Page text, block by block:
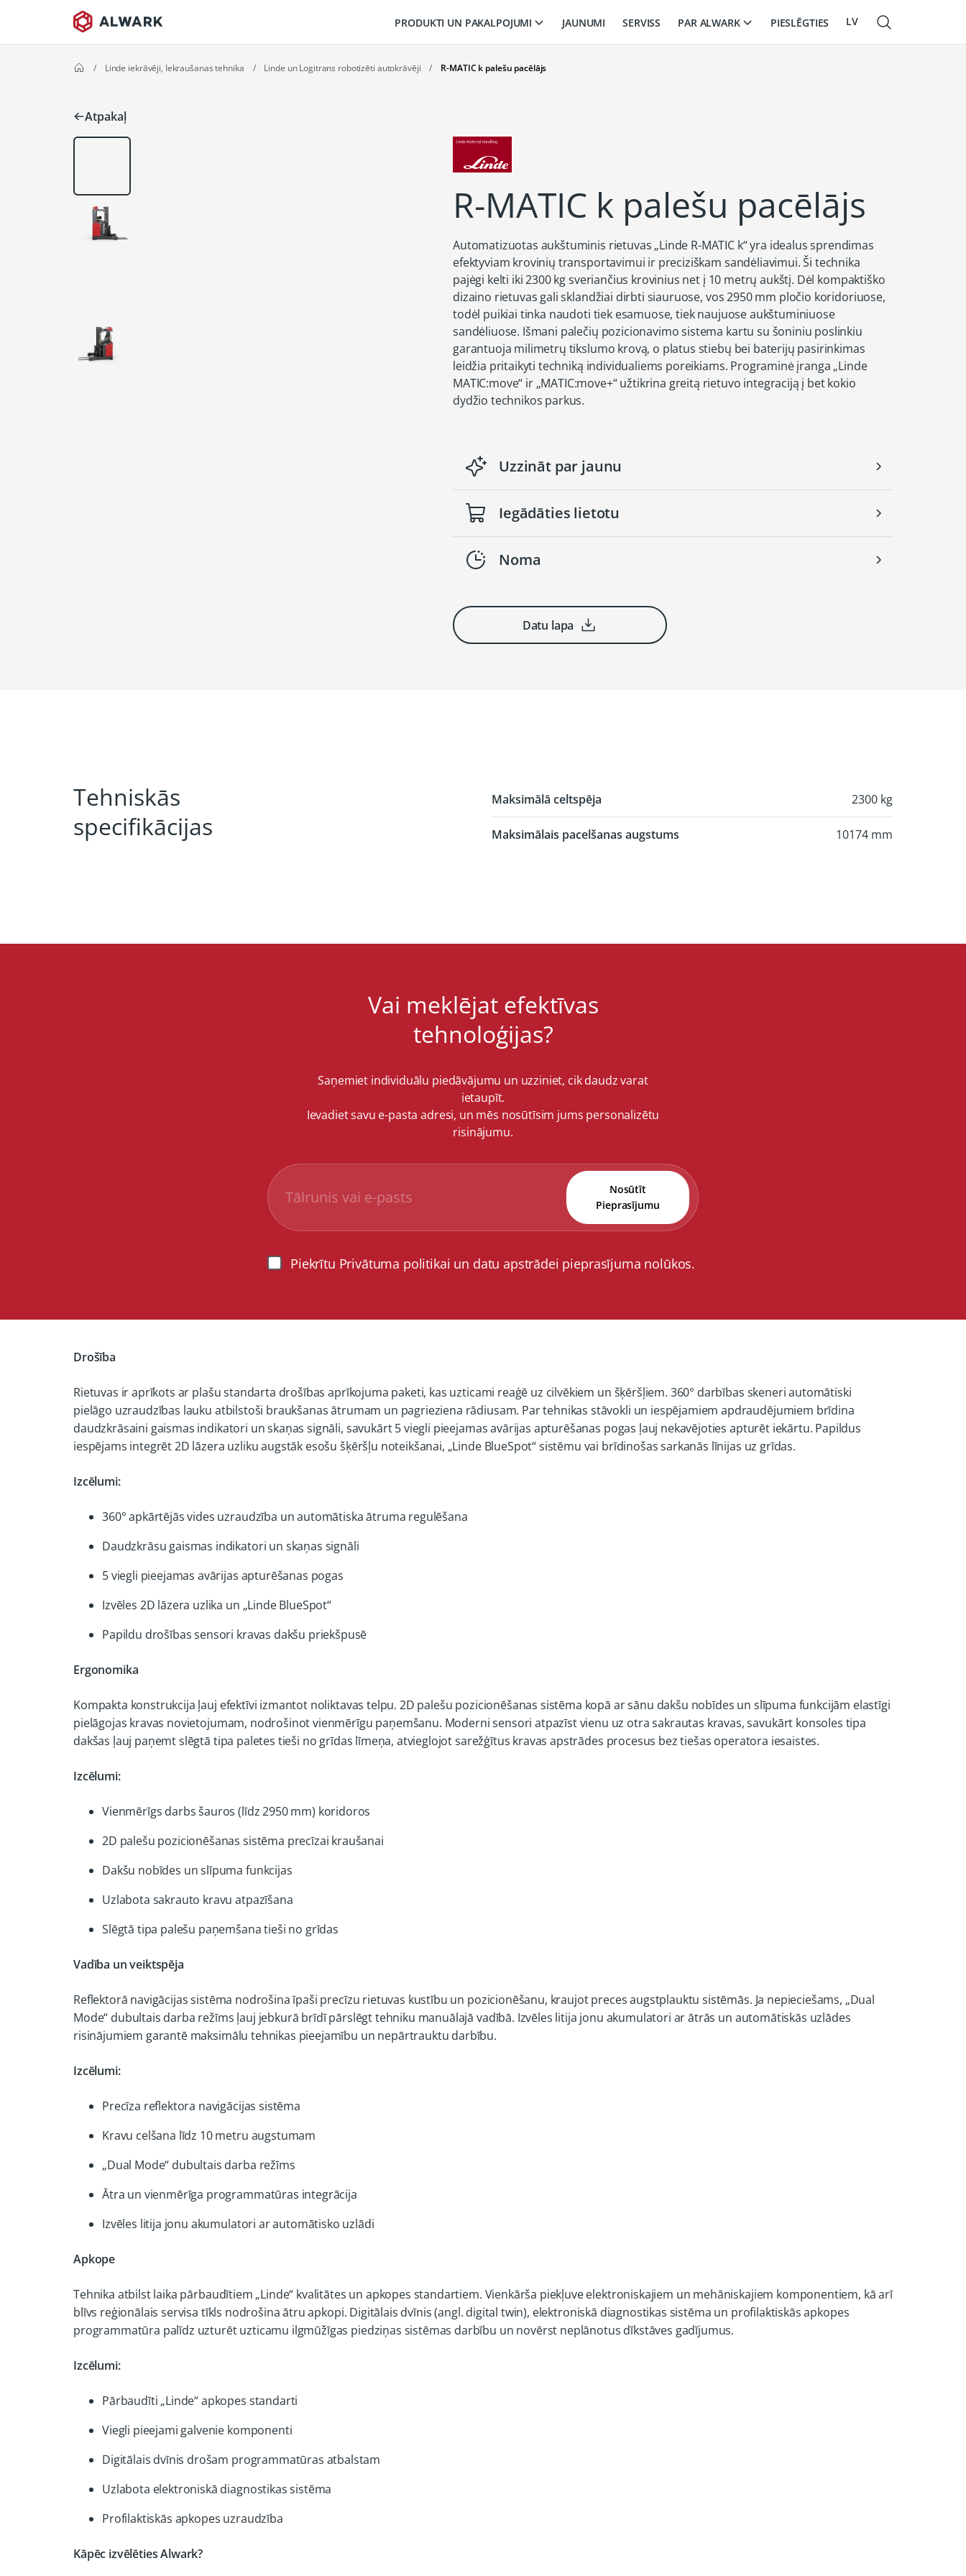
PRODUKTI UN PAKALPOJUMI JAUNUMI SERVISS PAR ALWARK PIESLĒGTIES LV
/ Linde iekrāvēji, Iekraušanas tehnika / Linde un Logitrans robotizēti autokrāvēji / R-MATIC k palešu pacēlājs
Atpakaļ
R-MATIC k palešu pacēlājs
Automatizuotas aukštuminis rietuvas „Linde R-MATIC k“ yra idealus sprendimas
efektyviam krovinių transportavimui ir preciziškam sandėliavimui. Ši technika
pajėgi kelti iki 2300 kg sveriančius krovinius net į 10 metrų aukštį. Dėl kompaktiško
dizaino rietuvas gali sklandžiai dirbti siauruose, vos 2950 mm pločio koridoriuose,
todėl puikiai tinka naudoti tiek esamuose, tiek naujuose aukštuminiuose
sandėliuose. Išmani palečių pozicionavimo sistema kartu su šoniniu poslinkiu
garantuoja milimetrų tikslumo krovą, o platus stiebų bei baterijų pasirinkimas
leidžia pritaikyti techniką individualiems poreikiams. Programinė įranga „Linde
MATIC:move“ ir „MATIC:move+“ užtikrina greitą rietuvo integraciją į bet kokio
dydžio technikos parkus.
Uzzināt par jaunu
Iegādāties lietotu
Noma
Datu lapa
Tehniskās
specifikācijas
Maksimālā celtspēja 2300 kg
Maksimālais pacelšanas augstums 10174 mm
Vai meklējat efektīvas
tehnoloģijas?
Saņemiet individuālu piedāvājumu un uzziniet, cik daudz varat
ietaupīt.
Ievadiet savu e-pasta adresi, un mēs nosūtīsim jums personalizētu
risinājumu.
Nosūtīt
Pieprasījumu
Piekrītu Privātuma politikai un datu apstrādei pieprasījuma nolūkos.
Drošība
Rietuvas ir aprīkots ar plašu standarta drošības aprīkojuma paketi, kas uzticami reaģē uz cilvēkiem un šķēršļiem. 360° darbības skeneri automātiski
pielāgo uzraudzības lauku atbilstoši braukšanas ātrumam un pagrieziena rādiusam. Par tehnikas stāvokli un iespējamiem apdraudējumiem brīdina
daudzkrāsaini gaismas indikatori un skaņas signāli, savukārt 5 viegli pieejamas avārijas apturēšanas pogas ļauj nekavējoties apturēt iekārtu. Papildus
iespējams integrēt 2D lāzera uzliku augstāk esošu šķēršļu noteikšanai, „Linde BlueSpot“ sistēmu vai brīdinošas sarkanās līnijas uz grīdas.
Izcēlumi:
360° apkārtējās vides uzraudzība un automātiska ātruma regulēšana
Daudzkrāsu gaismas indikatori un skaņas signāli
5 viegli pieejamas avārijas apturēšanas pogas
Izvēles 2D lāzera uzlika un „Linde BlueSpot“
Papildu drošības sensori kravas dakšu priekšpusē
Ergonomika
Kompakta konstrukcija ļauj efektīvi izmantot noliktavas telpu. 2D palešu pozicionēšanas sistēma kopā ar sānu dakšu nobīdes un slīpuma funkcijām elastīgi
pielāgojas kravas novietojumam, nodrošinot vienmērīgu paņemšanu. Moderni sensori atpazīst vienu uz otra sakrautas kravas, savukārt konsoles tipa
dakšas ļauj paņemt slēgtā tipa paletes tieši no grīdas līmeņa, atvieglojot sarežģītus kravas apstrādes procesus bez tiešas operatora iesaistes.
Izcēlumi:
Vienmērīgs darbs šauros (līdz 2950 mm) koridoros
2D palešu pozicionēšanas sistēma precīzai kraušanai
Dakšu nobīdes un slīpuma funkcijas
Uzlabota sakrauto kravu atpazīšana
Slēgtā tipa palešu paņemšana tieši no grīdas
Vadība un veiktspēja
Reflektorā navigācijas sistēma nodrošina īpaši precīzu rietuvas kustību un pozicionēšanu, kraujot preces augstplauktu sistēmās. Ja nepieciešams, „Dual
Mode“ dubultais darba režīms ļauj jebkurā brīdī pārslēgt tehniku manuālajā vadībā. Izvēles litija jonu akumulatori ar ātrās un automātiskās uzlādes
risinājumiem garantē maksimālu tehnikas pieejamību un nepārtrauktu darbību.
Izcēlumi:
Precīza reflektora navigācijas sistēma
Kravu celšana līdz 10 metru augstumam
„Dual Mode“ dubultais darba režīms
Ātra un vienmērīga programmatūras integrācija
Izvēles litija jonu akumulatori ar automātisko uzlādi
Apkope
Tehnika atbilst laika pārbaudītiem „Linde“ kvalitātes un apkopes standartiem. Vienkārša piekļuve elektroniskajiem un mehāniskajiem komponentiem, kā arī
blīvs reģionālais servisa tīkls nodrošina ātru apkopi. Digitālais dvīnis (angl. digital twin), elektroniskā diagnostikas sistēma un profilaktiskās apkopes
programmatūra palīdz uzturēt uzticamu ilgmūžīgas piedziņas sistēmas darbību un novērst neplānotus dīkstāves gadījumus.
Izcēlumi:
Pārbaudīti „Linde“ apkopes standarti
Viegli pieejami galvenie komponenti
Digitālais dvīnis drošam programmatūras atbalstam
Uzlabota elektroniskā diagnostikas sistēma
Profilaktiskās apkopes uzraudzība
Kāpēc izvēlēties Alwark?